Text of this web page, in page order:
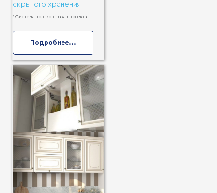
скрытого хранения
* Система только в заказ проекта
Подробнее...